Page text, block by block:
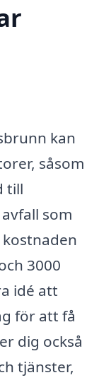
kan
såsom
till
som
3000
idé att
för att få
dig också
tjänster,